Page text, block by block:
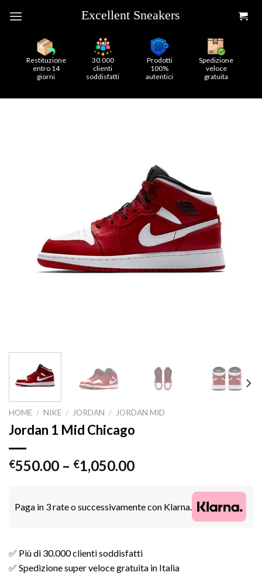
Restituzione
entro 14
giorni
30.000
clienti
soddisfatti
Prodotti
100%
autentici
Spedizione
veloce
gratuita
HOME / NIKE / JORDAN / JORDAN MID
Jordan 1 Mid Chicago
€550.00 – €1,050.00
Paga in 3 rate o successivamente con Klarna.
✅ Più di 30.000 clienti soddisfatti
✅ Spedizione super veloce gratuita in Italia